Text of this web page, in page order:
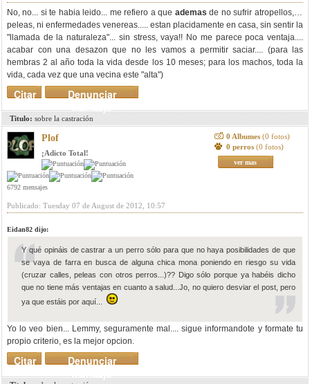
No, no... si te habia leido... me refiero a que ademas de no sufrir atropellos, ni
peleas, ni enfermedades venereas..... estan placidamente en casa, sin sentir la
"llamada de la naturaleza"... sin stress, vaya!! No me parece poca ventaja....
acabar con una desazon que no les vamos a permitir saciar.... (para las
hembras 2 al año toda la vida desde los 10 meses; para los machos, toda la
vida, cada vez que una vecina este "alta")
Denunciar
mensaje
Citar
Titulo: sobre la castración
Plof
¡Adicto Total!
6792 mensajes
0 Albumes (0 fotos)
0 perros (0 fotos)
ver mas
Publicado: Tuesday 07 de August de 2012, 10:57
Eidan82 dijo:
Y qué opináis de castrar a un perro sólo para que no haya posibilidades de que
se vaya de farra en busca de alguna chica mona poniendo en riesgo su vida
(cruzar calles, peleas con otros perros...)?? Digo sólo porque ya habéis dicho
que no tiene más ventajas en cuanto a salud...Jo, no quiero desviar el post, pero
ya que estáis por aquí...
Yo lo veo bien... Lemmy, seguramente mal.... sigue informandote y formate tu
propio criterio, es la mejor opcion.
Denunciar
mensaje
Citar